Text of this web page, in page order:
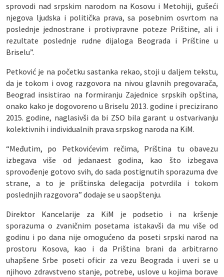
sprovodi nad srpskim narodom na Kosovu i Metohiji, gušeći
njegova ljudska i politička prava, sa posebnim osvrtom na
poslednje jednostrane i protivpravne poteze Prištine, ali i
rezultate poslednje rudne dijaloga Beograda i Prištine u
Briselu”.
Petković je na početku sastanka rekao, stoji u daljem tekstu,
da je tokom i ovog razgovora na nivou glavnih pregovarača,
Beograd insistirao na formiranju Zajednice srpskih opština,
onako kako je dogovoreno u Briselu 2013. godine i precizirano
2015. godine, naglasivši da bi ZSO bila garant u ostvarivanju
kolektivnih i individualnih prava srpskog naroda na KiM.
“Međutim, po Petkovićevim rečima, Priština tu obavezu
izbegava više od jedanaest godina, kao što izbegava
sprovođenje gotovo svih, do sada postignutih sporazuma dve
strane, a to je prištinska delegacija potvrdila i tokom
poslednjih razgovora” dodaje se u saopštenju.
Direktor Kancelarije za KiM je podsetio i na kršenje
sporazuma o zvaničnim posetama istakavši da mu više od
godinu i po dana nije omogućeno da poseti srpski narod na
prostoru Kosova, kao i da Priština brani da arbitrarno
uhapšene Srbe poseti oficir za vezu Beograda i uveri se u
njihovo zdravstveno stanje, potrebe, uslove u kojima borave